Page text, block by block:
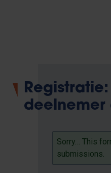
deelnemer
Sorry… This
submissions.